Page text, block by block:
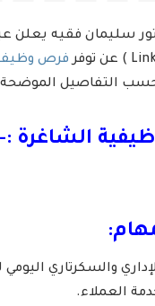
سليمان فقيه يعلن
فرص
حسب التفاصيل
الشاغرة :-
والسكرتاري
العملاء.